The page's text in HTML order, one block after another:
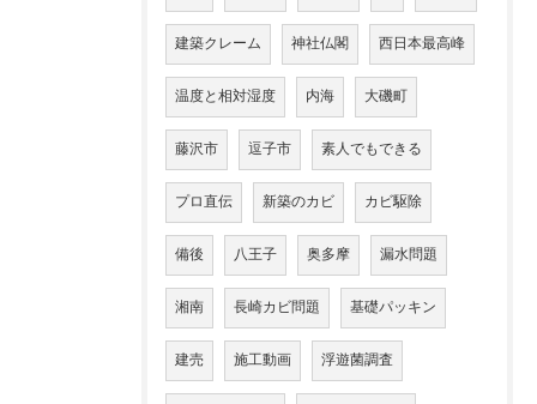
建築クレーム 神社仏閣 西日本最高峰
温度と相対湿度 内海 大磯町
藤沢市 逗子市 素人でもできる
プロ直伝 新築のカビ カビ駆除
備後 八王子 奥多摩 漏水問題
湘南 長崎カビ問題 基礎パッキン
建売 施工動画 浮遊菌調査